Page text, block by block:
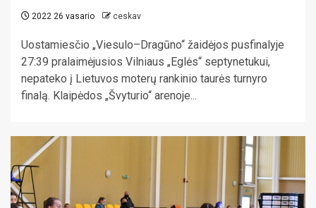
2022 26 vasario ceskav
Uostamiesčio „Viesulo–Dragūno“ žaidėjos pusfinalyje
27:39 pralaimėjusios Vilniaus „Eglės“ septynetukui,
nepateko į Lietuvos moterų rankinio taurės turnyro
finalą. Klaipėdos „Švyturio“ arenoje...